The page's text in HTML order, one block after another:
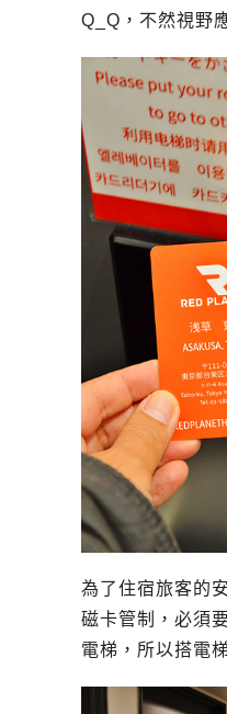
Q_Q，不然視野
為了住宿旅客的
磁卡管制，必須
電梯，所以搭電